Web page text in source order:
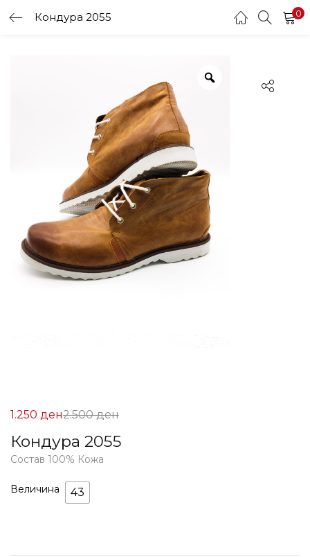
Кондура 2055 0
Кондура 2055
1.250 денЦена
Попуст:
2.500денНормална
2.500 ден.
Состав 100% Кожа
Величина 43
LOGIN
Enter your username and password to login.
Remember me
Login
Lost password?